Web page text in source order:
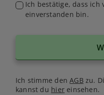
Ich bestätige, dass
einverstanden bin.
Ich stimme denAGB zu.
kannst du hiereinsehen.